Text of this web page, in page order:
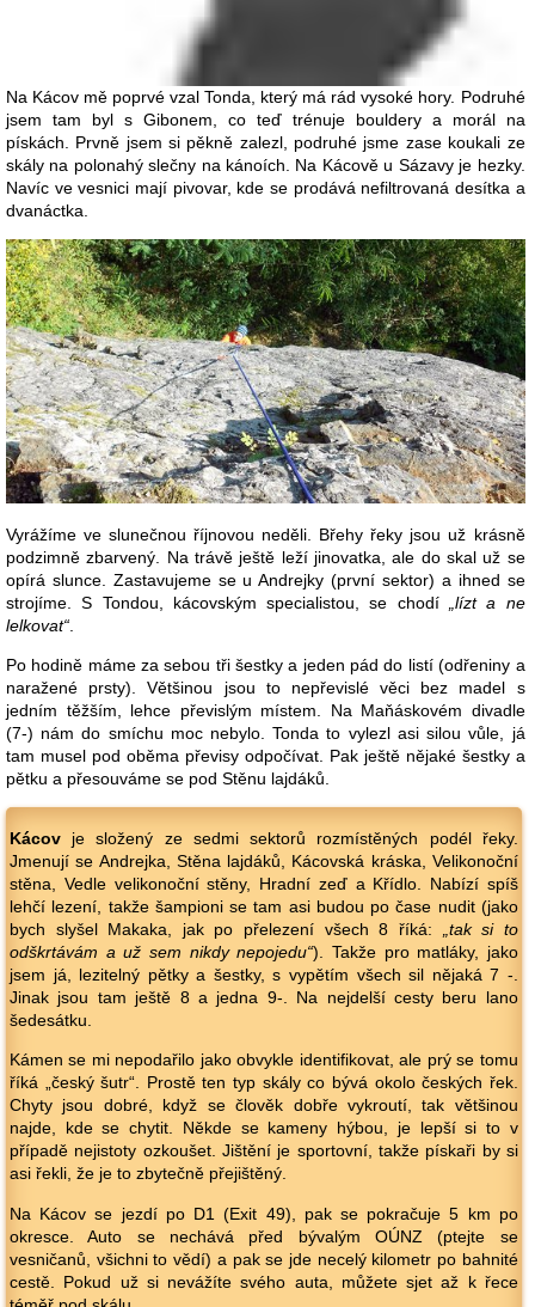
Na Kácov mě poprvé vzal Tonda, který má rád vysoké hory. Podruhé
jsem tam byl s Gibonem, co teď trénuje bouldery a morál na
pískách. Prvně jsem si pěkně zalezl, podruhé jsme zase koukali ze
skály na polonahý slečny na kánoích. Na Kácově u Sázavy je hezky.
Navíc ve vesnici mají pivovar, kde se prodává nefiltrovaná desítka a
dvanáctka.
Vyrážíme ve slunečnou říjnovou neděli. Břehy řeky jsou už krásně
podzimně zbarvený. Na trávě ještě leží jinovatka, ale do skal už se
opírá slunce. Zastavujeme se u Andrejky (první sektor) a ihned se
strojíme. S Tondou, kácovským specialistou, se chodí
„lízt a ne
lelkovat“
Po hodině máme za sebou tři šestky a jeden pád do listí (odřeniny a
naražené prsty). Většinou jsou to nepřevislé věci bez madel s
jedním těžším, lehce převislým místem. Na Maňáskovém divadle
(7-) nám do smíchu moc nebylo. Tonda to vylezl asi silou vůle, já
tam musel pod oběma převisy odpočívat. Pak ještě nějaké šestky a
pětku a přesouváme se pod Stěnu lajdáků.
Kácov je složený ze sedmi sektorů rozmístěných podél řeky.
Jmenují se Andrejka, Stěna lajdáků, Kácovská kráska, Velikonoční
stěna, Vedle velikonoční stěny, Hradní zeď a Křídlo. Nabízí spíš
lehčí lezení, takže šampioni se tam asi budou po čase nudit (jako
bych slyšel Makaka, jak po přelezení všech 8 říká: „tak si to
odškrtávám a už sem nikdy nepojedu“). Takže pro matláky, jako
jsem já, lezitelný pětky a šestky, s vypětím všech sil nějaká 7 -.
Jinak jsou tam ještě 8 a jedna 9-. Na nejdelší cesty beru lano
šedesátku.
Kámen se mi nepodařilo jako obvykle identifikovat, ale prý se tomu
říká „český šutr“. Prostě ten typ skály co bývá okolo českých řek.
Chyty jsou dobré, když se člověk dobře vykroutí, tak většinou
najde, kde se chytit. Někde se kameny hýbou, je lepší si to v
případě nejistoty ozkoušet. Jištění je sportovní, takže pískaři by si
asi řekli, že je to zbytečně přejištěný.
Na Kácov se jezdí po D1 (Exit 49), pak se pokračuje 5 km po
okresce. Auto se nechává před bývalým OÚNZ (ptejte se
vesničanů, všichni to vědí) a pak se jde necelý kilometr po bahnité
cestě. Pokud už si nevážíte svého auta, můžete sjet až k řece